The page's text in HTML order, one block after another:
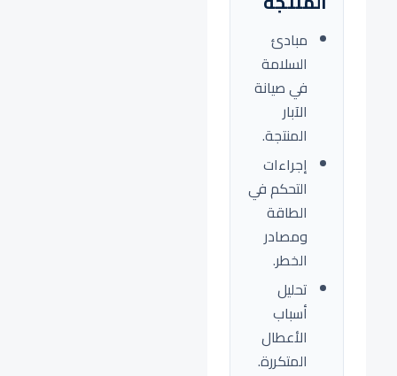
مبادئ
السلامة
في صيانة
الآبار
المنتجة.
إجراءات
التحكم في
الطاقة
ومصادر
الخطر.
تحليل
أسباب
الأعطال
المتكررة.